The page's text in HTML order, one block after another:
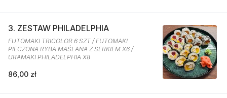
3. ZESTAW PHILADELPHIA
FUTOMAKI TRICOLOR 6 SZT / FUTOMAKI
PIECZONA RYBA MAŚLANA Z SERKIEM X6 /
URAMAKI PHILADELPHIA X8
86,00 zł